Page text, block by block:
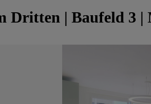
Dritten | Baufeld 3